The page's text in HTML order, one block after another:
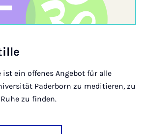
ist ein offenes Angebot für alle
Paderborn zu meditieren, zu
zu finden.